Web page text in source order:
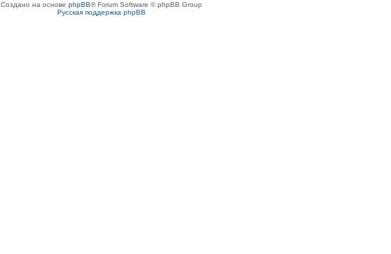
Создано на основе phpBB® Forum Software © phpBB Group
Русская поддержка phpBB